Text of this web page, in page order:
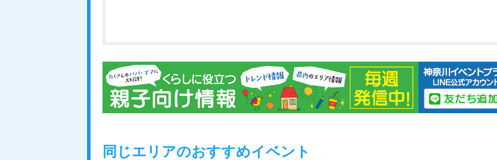
同じエリアのおすすめイベント